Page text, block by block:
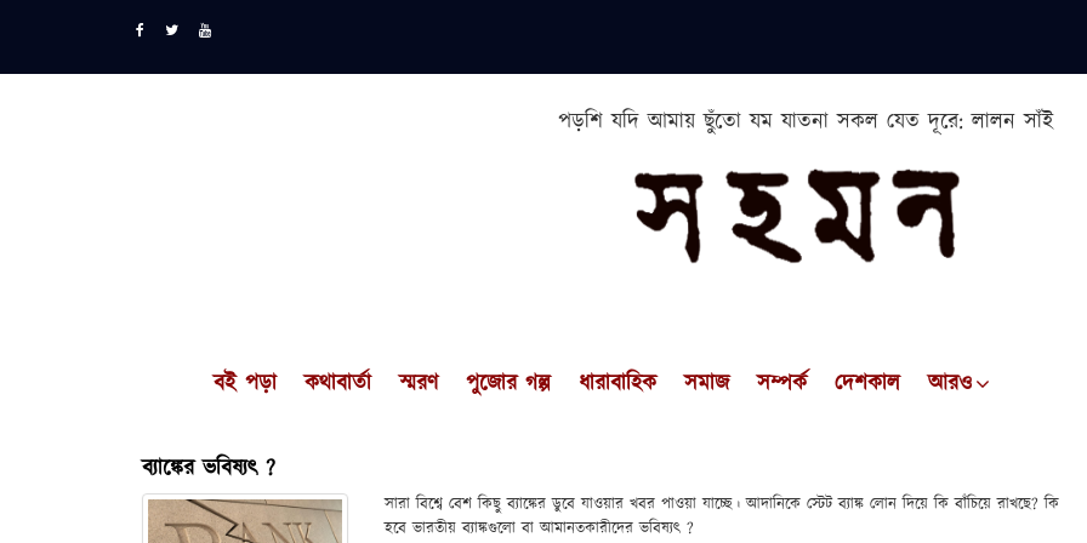
পড়শি যদি আমায় ছুঁতো যম যাতনা সকল যেত দূরে: লালন সাঁই
বই পড়া কথাবার্তা স্মরণ পুজোর গল্প ধারাবাহিক সমাজ সম্পর্ক দেশকাল আরও
ব্যাঙ্কের ভবিষ্যৎ ?
সারা বিশ্বে বেশ কিছু ব্যাঙ্কের ডুবে যাওয়ার খবর পাওয়া যাচ্ছে। আদানিকে স্টেট ব্যাঙ্ক লোন দিয়ে কি বাঁচিয়ে রাখছে? কি
হবে ভারতীয় ব্যাঙ্কগুলো বা আমানতকারীদের ভবিষ্যৎ ?